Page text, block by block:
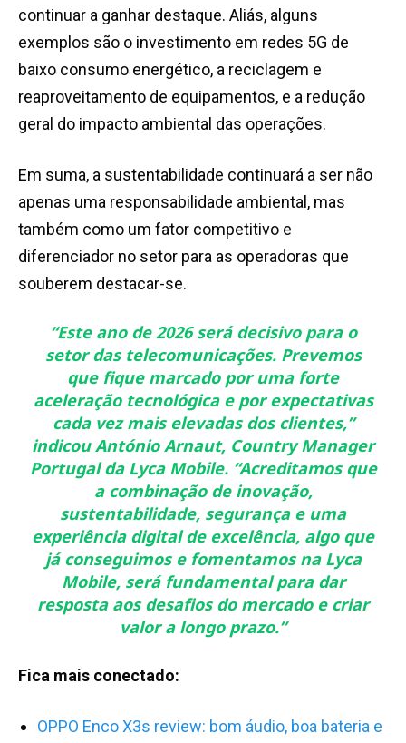
continuar a ganhar destaque. Aliás, alguns
exemplos são o investimento em redes 5G de
baixo consumo energético, a reciclagem e
reaproveitamento de equipamentos, e a redução
geral do impacto ambiental das operações.
Em suma, a sustentabilidade continuará a ser não
apenas uma responsabilidade ambiental, mas
também como um fator competitivo e
diferenciador no setor para as operadoras que
souberem destacar-se.
“Este ano de 2026 será decisivo para o
setor das telecomunicações. Prevemos
que fique marcado por uma forte
aceleração tecnológica e por expectativas
cada vez mais elevadas dos clientes,”
indicouAntónio Arnaut, Country Manager
Portugal da Lyca Mobile.“Acreditamos que
a combinação de inovação,
sustentabilidade, segurança e uma
experiência digital de excelência, algo que
já conseguimos e fomentamos na Lyca
Mobile, será fundamental para dar
resposta aos desafios do mercado e criar
valor a longo prazo.”
Fica mais conectado:
OPPO Enco X3s review: bom áudio, boa bateria e